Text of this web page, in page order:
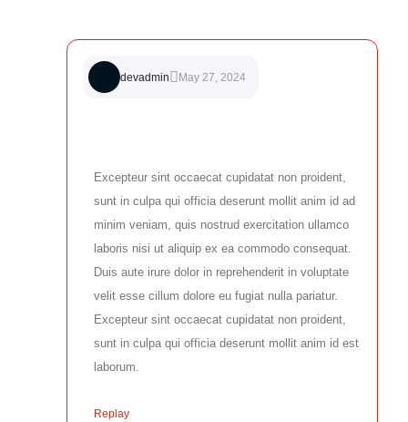
devadmin May 27, 2024
Excepteur sint occaecat cupidatat non proident,
sunt in culpa qui officia deserunt mollit anim id ad
minim veniam, quis nostrud exercitation ullamco
laboris nisi ut aliquip ex ea commodo consequat.
Duis aute irure dolor in reprehenderit in voluptate
velit esse cillum dolore eu fugiat nulla pariatur.
Excepteur sint occaecat cupidatat non proident,
sunt in culpa qui officia deserunt mollit anim id est
laborum.
Replay